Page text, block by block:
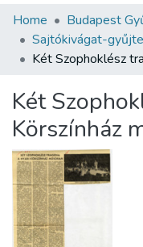
Communities &
All of DSpace
About us
Home Budapest
Sajtókivágat-
Két
Körszínház